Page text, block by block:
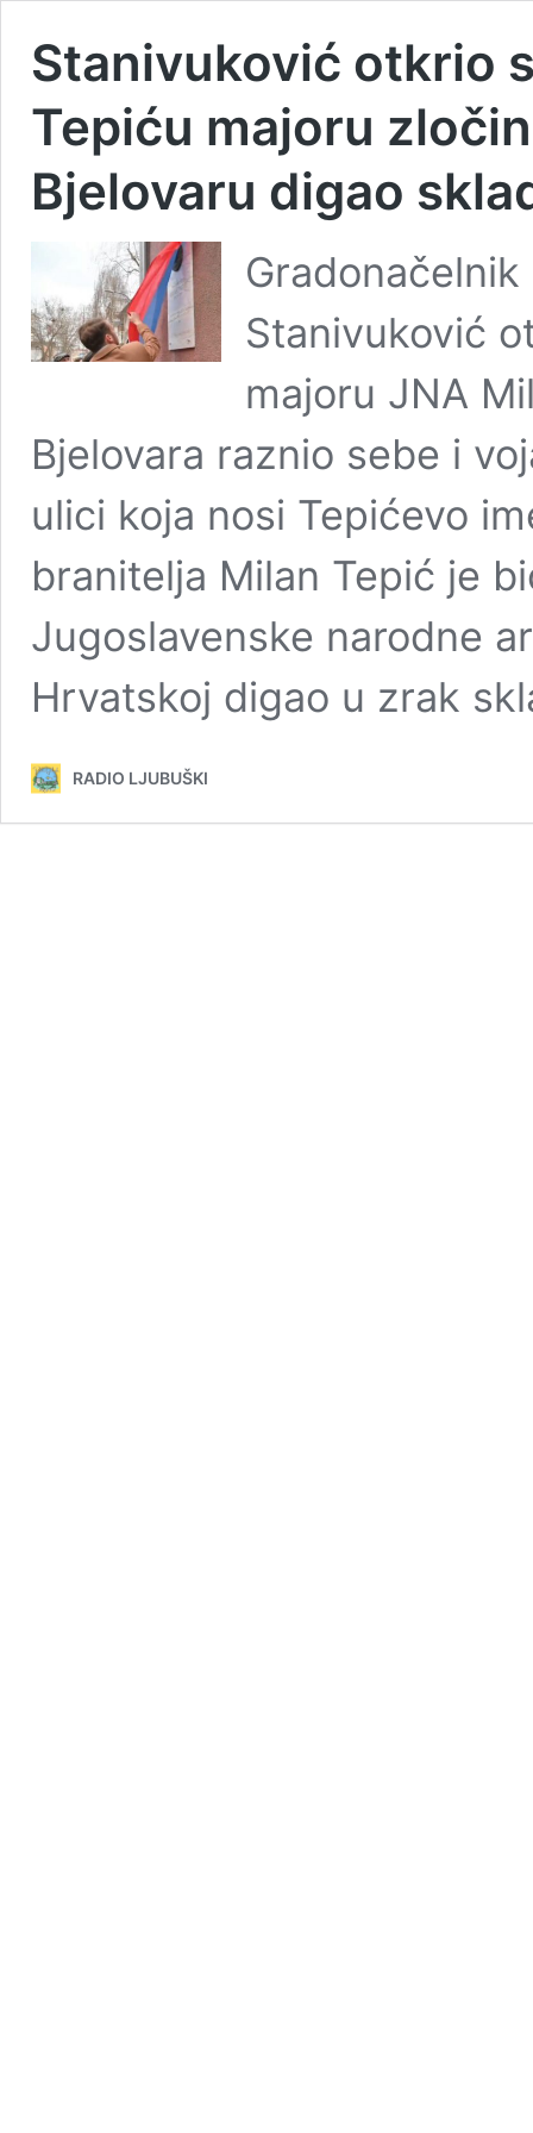
Stanivuković otkrio
Tepiću majoru
Bjelovaru digao
Stanivuković
majoru JNA
Bjelovara raznio sebe i
ulici koja nosi Tepićevo
branitelja Milan Tepić je
Jugoslavenske narodne
Hrvatskoj digao u zrak
RADIO LJUBUŠKI